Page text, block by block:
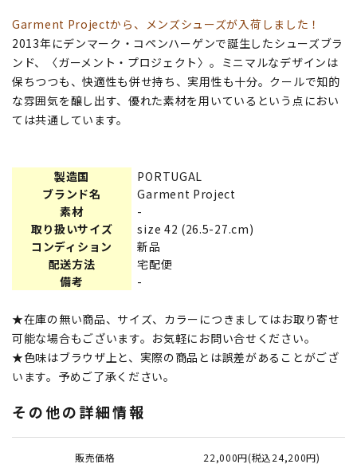
Garment Projectから、メンズシューズが入荷しました！
2013年にデンマーク・コペンハーゲンで誕生したシューズブラ
ンド、〈ガーメント・プロジェクト〉。ミニマルなデザインは
保ちつつも、快適性も併せ持ち、実用性も十分。クールで知的
な雰囲気を醸し出す、優れた素材を用いているという点におい
ては共通しています。
製造国
PORTUGAL
ブランド名
Garment Project
素材
-
取り扱いサイズ
size 42 (26.5-27.cm)
コンディション
新品
配送方法
宅配便
備考
-
★在庫の無い商品、サイズ、カラーにつきましてはお取り寄せ
可能な場合もございます。お気軽にお問い合せください。
★色味はブラウザ上と、実際の商品とは誤差があることがござ
います。予めご了承ください。
その他の詳細情報
販売価格 22,000円(税込24,200円)